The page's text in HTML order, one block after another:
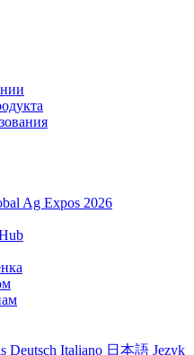
Ag Expos 2026
Deutsch Italiano 日本語 Język